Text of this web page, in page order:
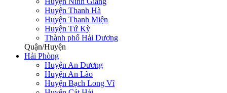
Huyện Thanh Hà
Huyện Thanh Miện
Huyện Tứ Kỳ
Thành phố Hải Dương
Quận/Huyện
Hải Phòng
Huyện An Dương
Huyện An Lão
Huyện Bạch Long Vĩ